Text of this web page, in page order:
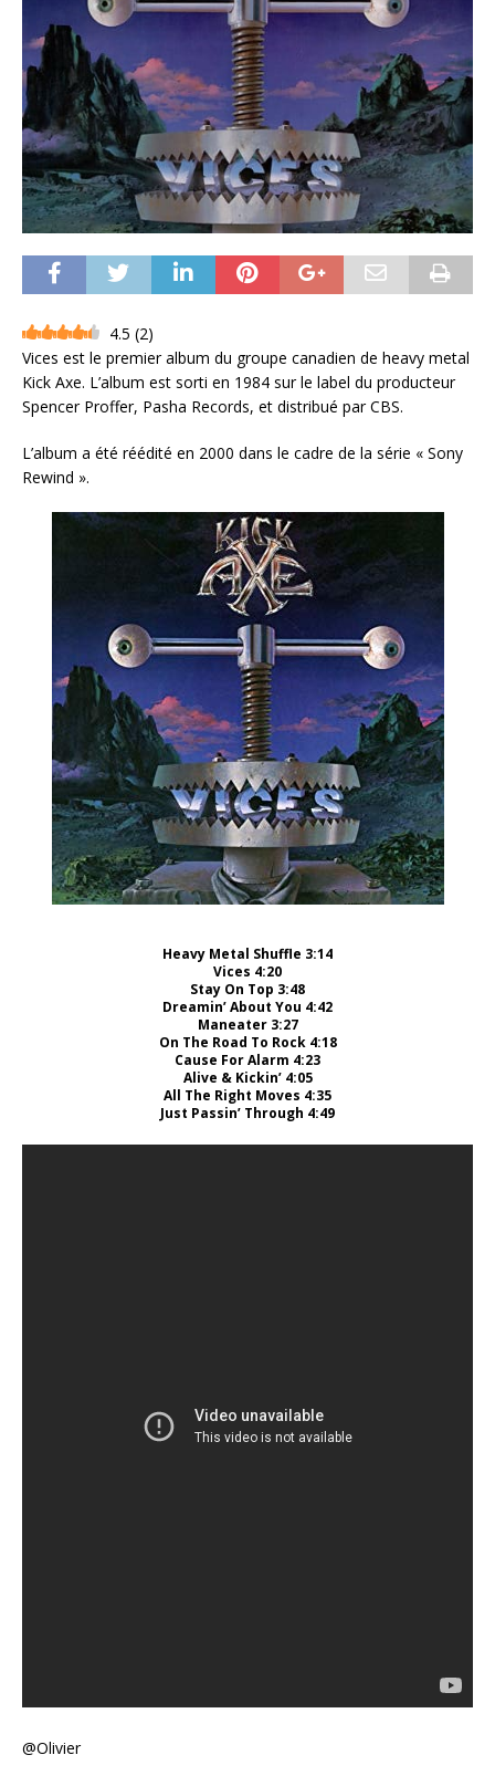
4.5 (2)
Vices est le premier album du groupe canadien de heavy metal
Kick Axe. L’album est sorti en 1984 sur le label du producteur
Spencer Proffer, Pasha Records, et distribué par CBS.
L’album a été réédité en 2000 dans le cadre de la série « Sony
Rewind ».
Heavy Metal Shuffle 3:14
Vices 4:20
Stay On Top 3:48
Dreamin’ About You 4:42
Maneater 3:27
On The Road To Rock 4:18
Cause For Alarm 4:23
Alive & Kickin’ 4:05
All The Right Moves 4:35
Just Passin’ Through 4:49
@Olivier